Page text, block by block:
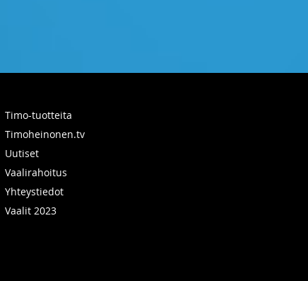
Timo-tuotteita
Timoheinonen.tv
Uutiset
Vaalirahoitus
Yhteystiedot
Vaalit 2023